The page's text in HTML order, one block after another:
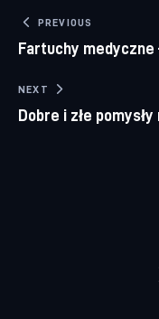
Nawigacja
PREVIOUS
Fartuchy medyczne
NEXT
Dobre i złe